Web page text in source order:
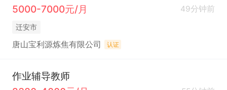
5000-7000元/月
49分钟前
迁安市
唐山宝利源炼焦有限公司 认证
作业辅导教师